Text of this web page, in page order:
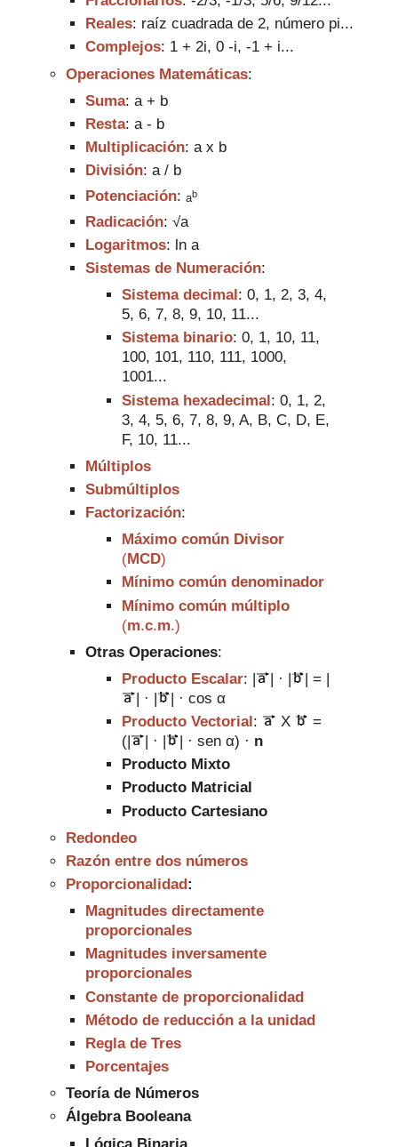
Reales: raíz cuadrada de 2, número pi...
Complejos: 1 + 2i, 0-i, -1 + i...
Operaciones Matemáticas:
Suma: a + b
Resta: a - b
Multiplicación: ax b
División: a /b
Potenciación: ab
Radicación: √a
Logaritmos: ln a
Sistemas de Numeración:
Sistema decimal: 0, 1, 2, 3, 4,
5, 6, 7, 8, 9, 10, 11...
Sistema binario: 0, 1, 10, 11,
100, 101, 110, 111, 1000,
1001...
Sistema hexadecimal: 0, 1, 2,
3, 4, 5, 6, 7, 8, 9, A, B, C, D, E,
F, 10, 11...
Múltiplos
Submúltiplos
Factorización:
Máximo común Divisor
(MCD)
Mínimo común denominador
Mínimo común múltiplo
(m c m )
Otras Operaciones:
Producto Escalar: | | · | | = |
| · | | · cos α
Producto Vectorial: X
=
(| | · | | · sen α) · n
Producto Mixto
Producto Matricial
Producto Cartesiano
Redondeo
Razón entre dos números
Proporcionalidad:
Magnitudes directamente
proporcionales
Magnitudes inversamente
proporcionales
Constante de proporcionalidad
Método de reducción a la unidad
Regla de Tres
Porcentajes
Teoría de Números
Álgebra Booleana
Lógica Binaria